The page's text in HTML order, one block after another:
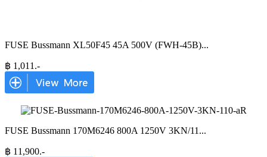
FUSE Bussmann XL50F45 45A 500V (FWH-45B)...
฿ 1,011 .-
FUSE Bussmann 170M6246 800A 1250V 3KN/11 ...
฿ 11,900.-